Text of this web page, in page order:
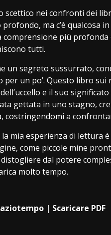
scettico nei confronti dei
ma c’è qualcosa
più
tutti.
un segreto sussurrato,
per un po’. Questo libro
e il suo
gettata in uno stagno,
costringendomi a
mia esperienza di lettura
come piccole mine
dal potere
molto tempo.
| Scaricare PDF